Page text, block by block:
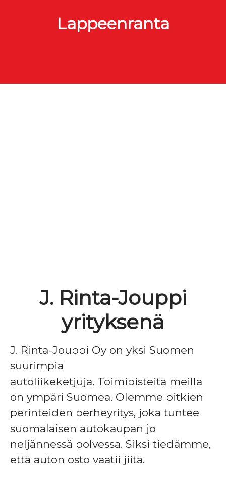
Lappeenranta
J. Rinta-Jouppi
yrityksenä
J. Rinta-Jouppi Oy on yksi Suomen
suurimpia
autoliikeketjuja. Toimipisteitä meillä
on ympäri Suomea. Olemme pitkien
perinteiden perheyritys, joka tuntee
suomalaisen autokaupan jo
neljännessä polvessa. Siksi tiedämme,
että auton osto vaatii jiitä.